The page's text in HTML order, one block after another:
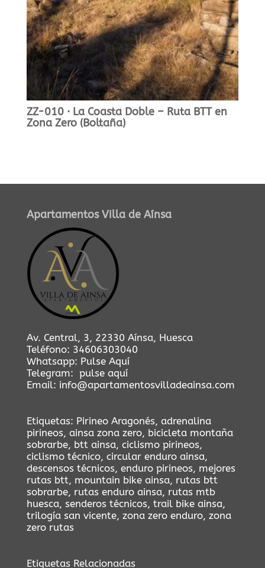
ZZ-010 · La Coasta Doble – Ruta BTT en
Zona Zero (Boltaña)
Apartamentos Villa de Aínsa
Av. Central, 3, 22330 Aínsa, Huesca
Teléfono: 34606303040
Whatsapp: Pulse Aquí
Telegram: pulse aquí
Email: info@apartamentosvilladeainsa.com
Etiquetas: Pirineo Aragonés, adrenalina
pirineos, ainsa zona zero, bicicleta montaña
sobrarbe, btt ainsa, ciclismo pirineos,
ciclismo técnico, circular enduro ainsa,
descensos técnicos, enduro pirineos, mejores
rutas btt, mountain bike ainsa, rutas btt
sobrarbe, rutas enduro ainsa, rutas mtb
huesca, senderos técnicos, trail bike ainsa,
trilogía san vicente, zona zero enduro, zona
zero rutas
Etiquetas Relacionadas